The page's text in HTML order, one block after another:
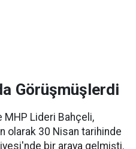
Görüşmüşlerdi
MHP Lideri Bahçeli,
olarak 30 Nisan tarihinde
bir araya gelmişti.